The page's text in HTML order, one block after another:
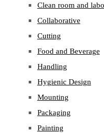
Clean room and
Collaborative
Cutting
Food and Beverage
Handling
Hygienic Design
Mounting
Packaging
Painting